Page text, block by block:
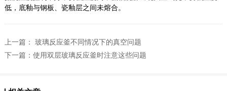
低，底釉与钢板、瓷釉层之间未熔合。
上一篇：
玻璃反应釜不同情况下的真空问题
下一篇： 使用双层玻璃反应釜时注意这些问题